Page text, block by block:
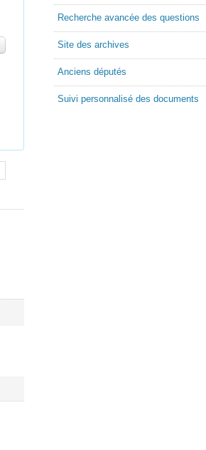
Recherche avancée des questions
Site des archives
Anciens députés
Suivi personnalisé des documents